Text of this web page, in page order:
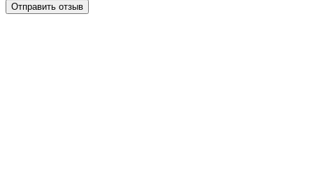
Отправить отзыв